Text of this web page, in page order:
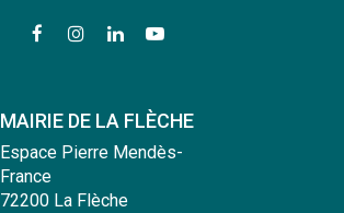
Lien
compte
Lien
compte
Lien
compte
chaîne
MAIRIE DE LA FLÈCHE
Espace Pierre Mendès-
France
72200 La Flèche